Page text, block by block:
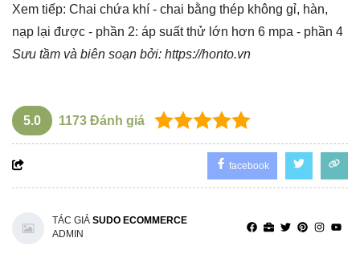
Xem tiếp: Chai chứa khí - chai bằng thép không gỉ, hàn,
nạp lại được - phần 2: áp suất thử lớn hơn 6 mpa - phần 4
Sưu tầm và biên soạn bởi: https://honto.vn
5.0 1173 Đánh giá
facebook
TÁC GIẢ SUDO ECOMMERCE
ADMIN